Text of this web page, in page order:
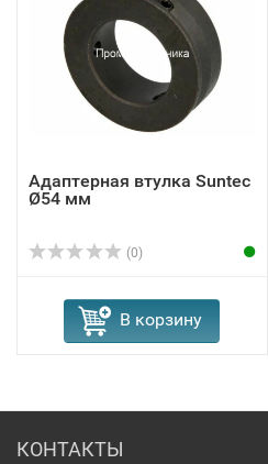
Адаптерная втулка Suntec
Ø54 мм
(0)
В корзину
КОНТАКТЫ